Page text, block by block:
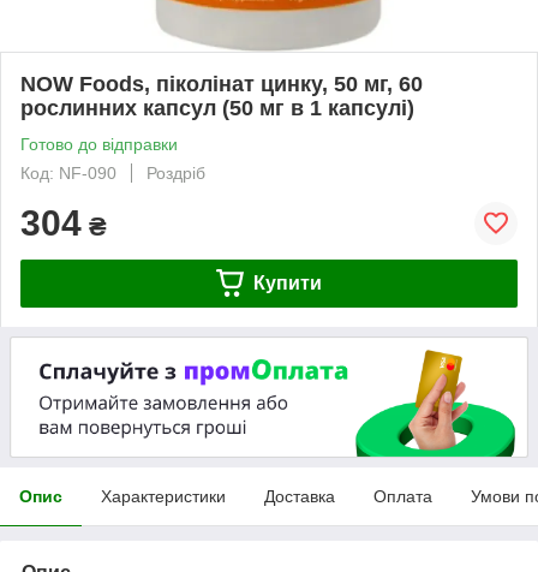
NOW Foods, піколінат цинку, 50 мг, 60
рослинних капсул (50 мг в 1 капсулі)
Готово до відправки
Код: NF-090
Роздріб
304 ₴
Купити
Опис Характеристики Доставка Оплата Умови